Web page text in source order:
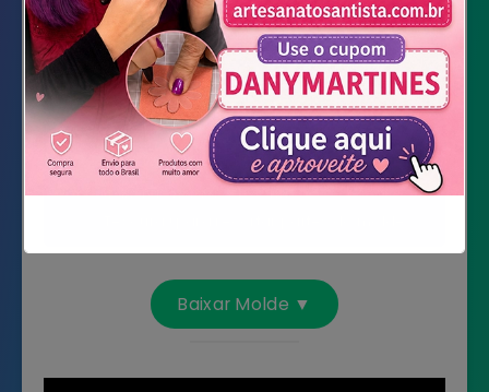
1 par de chinelos brancos (borracha liso)
Molde/Imagem dos personagens Bobbie
Goods
Caneta apagável
Marcadores
Papel carbono (opcional, para
transferência do desenho)
Baixar Molde ▼